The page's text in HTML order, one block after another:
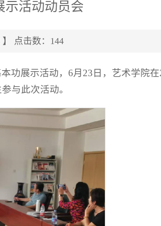
示活动动员会
点击数： 144
功展示活动，6月23日，艺术学院
与此次活动。